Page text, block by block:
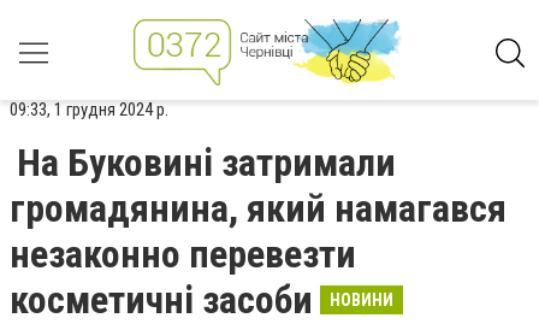
09:33, 1 грудня 2024 р.
На Буковині затримали
громадянина, який намагався
незаконно перевезти
косметичні засоби
НОВИНИ